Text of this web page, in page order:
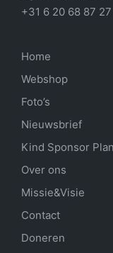
+31 6 20 68 87 27
Home
Webshop
Foto’s
Nieuwsbrief
Kind Sponsor Plan
Over ons
Missie&Visie
Contact
Doneren